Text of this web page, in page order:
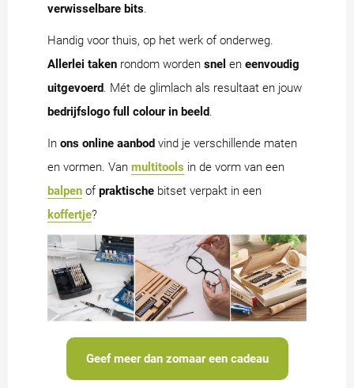
verwisselbare bits.
Handig voor thuis, op het werk of onderweg.
Allerlei taken rondom worden snel en eenvoudig
uitgevoerd. Mét de glimlach als resultaat en jouw
bedrijfslogo full colour in beeld.
In ons online aanbod vind je verschillende maten
en vormen. Van multitools in de vorm van een
balpen of praktische bitset verpakt in een
koffertje?
Geef meer dan zomaar een cadeau